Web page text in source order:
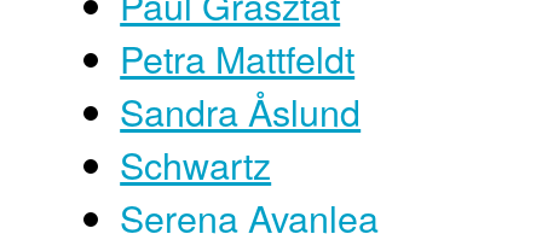
Petra Mattfeldt
Sandra Åslund
Schwartz
Serena Avanlea